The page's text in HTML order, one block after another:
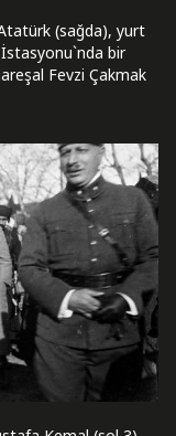
(sağda), yurt
İstasyonu`nda bir
Fevzi Çakmak